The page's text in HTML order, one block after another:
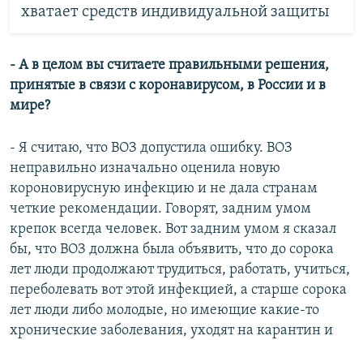
хватает средств индивидуальной защиты
- А в целом вы считаете правильными решения,
принятые в связи с коронавирусом, в России и в
мире?
- Я считаю, что ВОЗ допустила ошибку. ВОЗ
неправильно изначально оценила новую
короновирусную инфекцию и не дала странам
четкие рекомендации. Говорят, задним умом
крепок всегда человек. Вот задним умом я сказал
бы, что ВОЗ должна была объявить, что до сорока
лет люди продолжают трудиться, работать, учиться,
переболевать вот этой инфекцией, а старше сорока
лет люди либо молодые, но имеющие какие-то
хронические заболевания, уходят на карантин и